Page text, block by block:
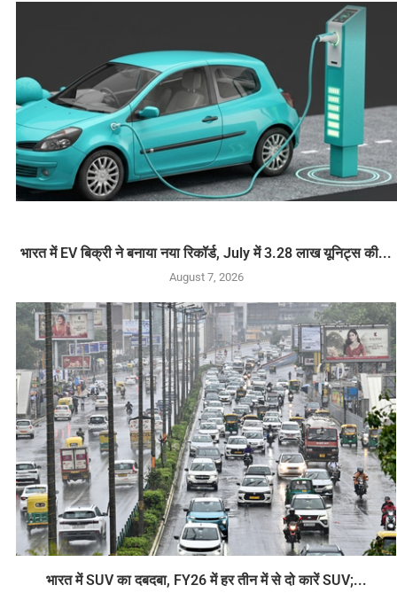
भारत में EV बिक्री ने बनाया नया रिकॉर्ड, July में 3.28 लाख यूनिट्स की...
August 7, 2026
भारत में SUV का दबदबा, FY26 में हर तीन में से दो कारें SUV;...